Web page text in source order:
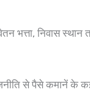
निवास स्थान
से पैसे कमानें के